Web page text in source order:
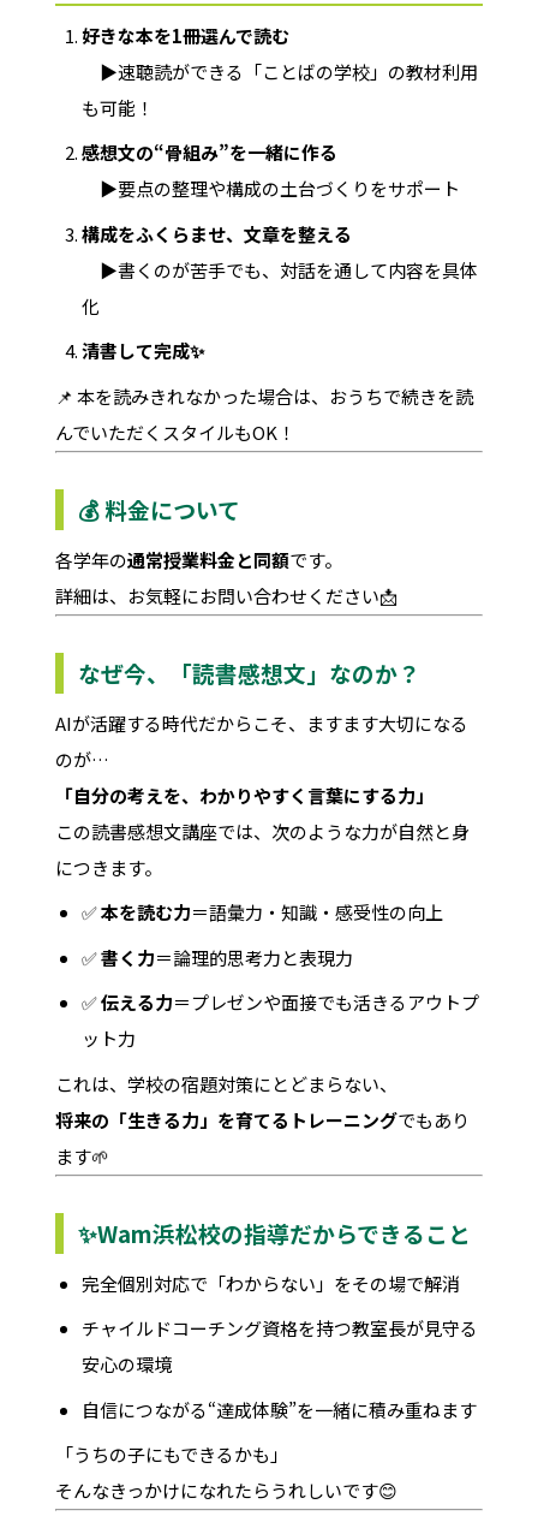
好きな本を1冊選んで読む
▶︎速聴読ができる「ことばの学校」の教材利用
も可能！
感想文の“骨組み”を一緒に作る
▶︎要点の整理や構成の土台づくりをサポート
構成をふくらませ、文章を整える
▶︎書くのが苦手でも、対話を通して内容を具体
化
清書して完成✨
📌 本を読みきれなかった場合は、おうちで続きを読
んでいただくスタイルもOK！
💰 料金について
各学年の通常授業料金と同額です。
詳細は、お気軽にお問い合わせください📩
なぜ今、「読書感想文」なのか？
AIが活躍する時代だからこそ、ますます大切になる
のが…
「自分の考えを、わかりやすく言葉にする力」
この読書感想文講座では、次のような力が自然と身
につきます。
✅本を読む力＝語彙力・知識・感受性の向上
✅書く力＝論理的思考力と表現力
✅伝える力＝プレゼンや面接でも活きるアウトプ
ット力
これは、学校の宿題対策にとどまらない、
将来の「生きる力」を育てるトレーニングでもあり
ます🌱
✨Wam浜松校の指導だからできること
完全個別対応で「わからない」をその場で解消
チャイルドコーチング資格を持つ教室長が見守る
安心の環境
自信につながる“達成体験”を一緒に積み重ねます
「うちの子にもできるかも」
そんなきっかけになれたらうれしいです😊